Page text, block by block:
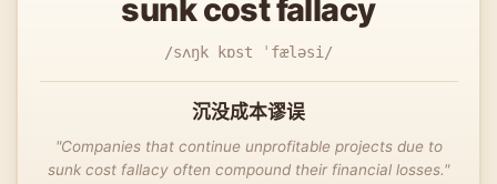
sunk cost fallacy
/sʌŋk kɒst ˈfæləsi/
沉没成本谬误
"Companies that continue unprofitable projects due to
sunk cost fallacy often compound their financial losses."